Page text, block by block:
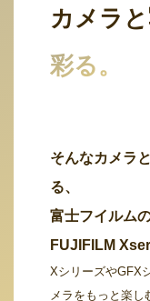
カメラ
彩る。
そんなカメラ
る、
富士フイルム
FUJIFILM
XシリーズやGFX
メラをもっと楽